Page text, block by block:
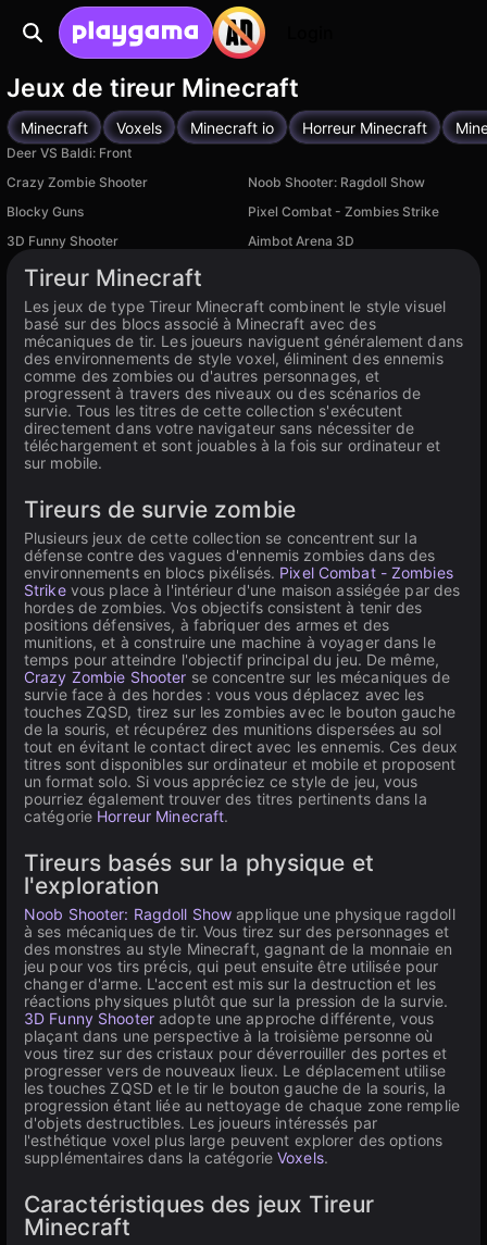
Jeux de tireur Minecraft
Minecraft Voxels Minecraft io Horreur Minecraft
Deer VS Baldi: Front
Crazy Zombie Shooter
Noob Shooter: Ragdoll Show
Blocky Guns
Pixel Combat - Zombies Strike
3D Funny Shooter
Aimbot Arena 3D
Tireur Minecraft
Les jeux de type Tireur Minecraft combinent le style visuel
basé sur des blocs associé à Minecraft avec des
mécaniques de tir. Les joueurs naviguent généralement dans
des environnements de style voxel, éliminent des ennemis
comme des zombies ou d'autres personnages, et
progressent à travers des niveaux ou des scénarios de
survie. Tous les titres de cette collection s'exécutent
directement dans votre navigateur sans nécessiter de
téléchargement et sont jouables à la fois sur ordinateur et
sur mobile.
Tireurs de survie zombie
Plusieurs jeux de cette collection se concentrent sur la
défense contre des vagues d'ennemis zombies dans des
environnements en blocs pixélisés. Pixel Combat - Zombies
Strikevous place à l'intérieur d'une maison assiégée par des
hordes de zombies. Vos objectifs consistent à tenir des
positions défensives, à fabriquer des armes et des
munitions, et à construire une machine à voyager dans le
temps pour atteindre l'objectif principal du jeu. De même,
Crazy Zombie Shooter se concentre sur les mécaniques de
survie face à des hordes : vous vous déplacez avec les
touches ZQSD, tirez sur les zombies avec le bouton gauche
de la souris, et récupérez des munitions dispersées au sol
tout en évitant le contact direct avec les ennemis. Ces deux
titres sont disponibles sur ordinateur et mobile et proposent
un format solo. Si vous appréciez ce style de jeu, vous
pourriez également trouver des titres pertinents dans la
catégorie Horreur Minecraft.
Tireurs basés sur la physique et
l'exploration
Noob Shooter: Ragdoll Show applique une physique ragdoll
à ses mécaniques de tir. Vous tirez sur des personnages et
des monstres au style Minecraft, gagnant de la monnaie en
jeu pour vos tirs précis, qui peut ensuite être utilisée pour
changer d'arme. L'accent est mis sur la destruction et les
réactions physiques plutôt que sur la pression de la survie.
3D Funny Shooteradopte une approche différente, vous
plaçant dans une perspective à la troisième personne où
vous tirez sur des cristaux pour déverrouiller des portes et
progresser vers de nouveaux lieux. Le déplacement utilise
les touches ZQSD et le tir le bouton gauche de la souris, la
progression étant liée au nettoyage de chaque zone remplie
d'objets destructibles. Les joueurs intéressés par
l'esthétique voxel plus large peuvent explorer des options
supplémentaires dans la catégorieVoxels.
Caractéristiques des jeux Tireur
Minecraft